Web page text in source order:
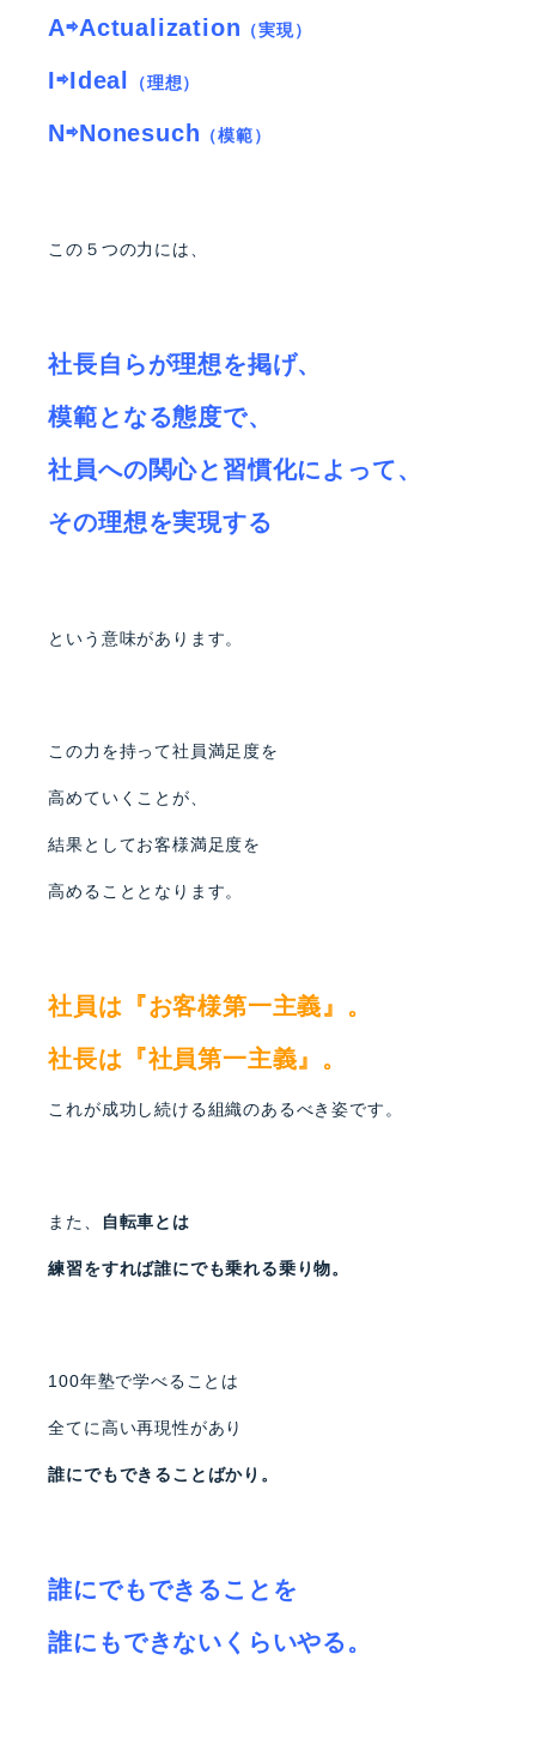
A⇨Actualization （実現）
I⇨Ideal （理想）
N⇨Nonesuch （模範）
この５つの力には、
社長自らが理想を掲げ、
模範となる態度で、
社員への関心と習慣化によって、
その理想を実現する
という意味があります。
この力を持って社員満足度を
高めていくことが、
結果としてお客様満足度を
高めることとなります。
社員は『お客様第一主義』。
社長は『社員第一主義』。
これが成功し続ける組織のあるべき姿です。
また、 自転車とは
練習をすれば誰にでも乗れる乗り物。
100年塾で学べることは
全てに高い再現性があり
誰にでもできることばかり。
誰にでもできることを
誰にもできないくらいやる。